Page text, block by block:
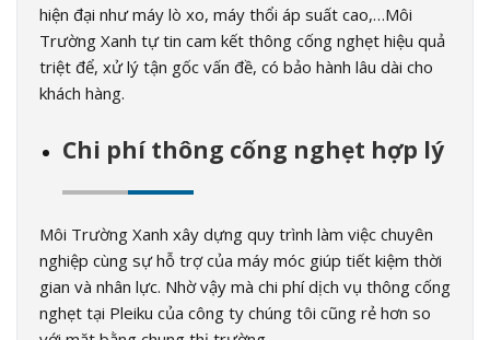
hiện đại như máy lò xo, máy thổi áp suất cao,…Môi
Trường Xanh tự tin cam kết thông cống nghẹt hiệu quả
triệt để, xử lý tận gốc vấn đề, có bảo hành lâu dài cho
khách hàng.
Chi phí thông cống nghẹt hợp lý
Môi Trường Xanh xây dựng quy trình làm việc chuyên
nghiệp cùng sự hỗ trợ của máy móc giúp tiết kiệm thời
gian và nhân lực. Nhờ vậy mà chi phí dịch vụ thông cống
nghẹt tại Pleiku của công ty chúng tôi cũng rẻ hơn so